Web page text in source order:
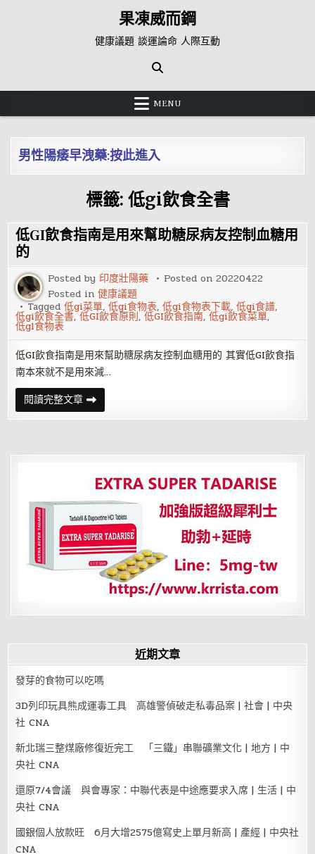
果凍威而鋼
健康議題 談運論命 人際互動
MENU
男性陽痿早洩藥:按此進入
標籤: 低gi飲食全書
低GI飲食指南是用來幫助糖尿病友控制血糖用
的
Posted by 印度壯陽藥 Posted on20220422
Posted in健康議題
Tagged低gi菜單,低gi食物表,低gi食物表下載,低gi食譜,
低gi飲食全書,低GI飲食原則,低GI飲食指南,低gi飲食菜單,
低gl食物表
低GI飲食指南是用來幫助糖尿病友控制血糖用的 其實低GI飲食指
南本來就不是用來減…
閱讀完整文章低
GI
飲
是
幫
助
糖
尿
病
友
控
制
血
近期文章
發芽的食物可以吃嗎
3D列印玩具熊成運毒工具 高雄警偵破走私毒品案 | 社會 | 中央
社 CNA
新北瑞三整煤廠修復近完工 「三鐵」串聯礦業文化 | 地方 | 中
央社 CNA
還原7/4會議 與會專家：中聯代表是中途應要求入席 | 生活 | 中
央社 CNA
國銀個人放款旺 6月大增2575億寫史上單月新高 | 產經 | 中央社
CNA